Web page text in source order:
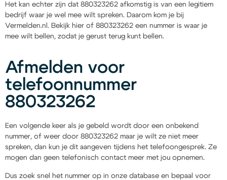
Het kan echter zijn dat 880323262 afkomstig is van een legitiem
bedrijf waar je wel mee wilt spreken. Daarom kom je bij
Vermelden.nl. Bekijk hier of 880323262 een nummer is waar je
mee wilt bellen, zodat je gerust terug kunt bellen.
Afmelden voor
telefoonnummer
880323262
Een volgende keer als je gebeld wordt door een onbekend
nummer, of weer door 880323262 maar je wilt ze niet meer
spreken, dan kun je dit aangeven tijdens het telefoongesprek. Ze
mogen dan geen telefonisch contact meer met jou opnemen.
Dus zoek snel het nummer op in onze database en bepaal voor